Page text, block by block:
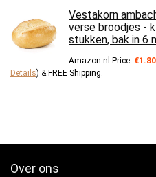
Vestakorn
verse broodjes -
stukken, bak in 6
Amazon.nl Price: €1.80
Details) & FREE Shipping.
Over ons